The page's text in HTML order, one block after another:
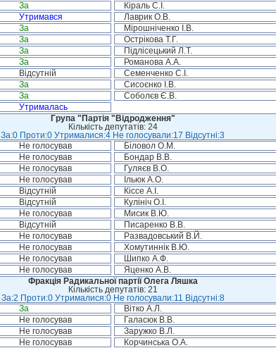
За Кіраль С.І.
Утримався Лаврик О.В.
За Мірошніченко І.В.
За Острікова Т.Г.
За Підлісецький Л.Т.
За Романова А.А.
Відсутній Семенченко С.І.
За Сисоєнко І.В.
За Соболєв Є.В.
Утрималась
Група "Партія "Відродження"
Кількість депутатів: 24
За:0 Проти:0 Утрималися:4 Не голосували:17 Відсутні:3
Не голосував Біловол О.М.
Не голосував Бондар В.В.
Не голосував Гуляєв В.О.
Не голосував Ільюк А.О.
Відсутній Кіссе А.І.
Відсутній Кулініч О.І.
Не голосував Мисик В.Ю.
Відсутній Писаренко В.В.
Не голосував Развадовський В.Й.
Не голосував Хомутиннік В.Ю.
Не голосував Шипко А.Ф.
Не голосував Яценко А.В.
Фракція Радикальної партії Олега Ляшка
Кількість депутатів: 21
За:2 Проти:0 Утрималися:0 Не голосували:11 Відсутні:8
За Вітко А.Л.
Не голосував Галасюк В.В.
Не голосував Заружко В.Л.
Не голосував Корчинська О.А.